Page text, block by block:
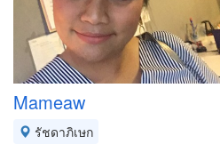
Mameaw
รัชดาภิเษก